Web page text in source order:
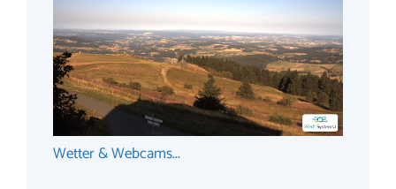
Wetter & Webcams...